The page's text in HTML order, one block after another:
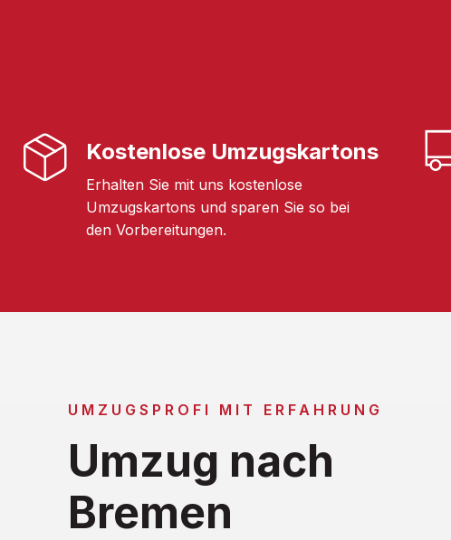
Kostenlose Umzugskartons
Erhalten Sie mit uns kostenlose
Umzugskartons und sparen Sie so bei
den Vorbereitungen.
UMZUGSPROFI MIT ERFAHRUNG
Umzug nach
Bremen